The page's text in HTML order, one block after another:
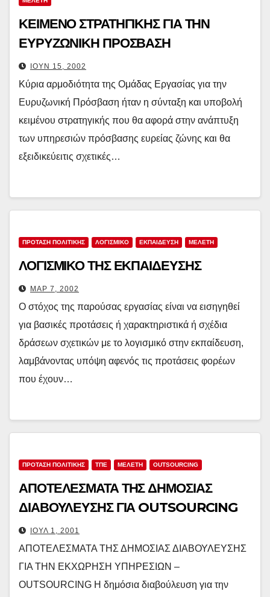
ΚΕΙΜΕΝΟ ΣΤΡΑΤΗΓΙΚΗΣ ΓΙΑ ΤΗΝ
ΕΥΡΥΖΩΝΙΚΗ ΠΡΟΣΒΑΣΗ
ΙΟΎΝ 15, 2002
Κύρια αρμοδιότητα της Ομάδας Εργασίας για την
Ευρυζωνική Πρόσβαση ήταν η σύνταξη και υποβολή
κειμένου στρατηγικής που θα αφορά στην ανάπτυξη
των υπηρεσιών πρόσβασης ευρείας ζώνης και θα
εξειδικεύειτις σχετικές…
ΠΡΟΤΑΣΗ ΠΟΛΙΤΙΚΗΣ ΛΟΓΙΣΜΙΚΟ ΕΚΠΑΙΔΕΥΣΗ ΜΕΛΕΤΗ
ΛΟΓΙΣΜΙΚΟ ΤΗΣ ΕΚΠΑΙΔΕΥΣΗΣ
ΜΑΡ 7, 2002
Ο στόχος της παρούσας εργασίας είναι να εισηγηθεί
για βασικές προτάσεις ή χαρακτηριστικά ή σχέδια
δράσεων σχετικών με το λογισμικό στην εκπαίδευση,
λαμβάνοντας υπόψη αφενός τις προτάσεις φορέων
που έχουν…
ΠΡΟΤΑΣΗ ΠΟΛΙΤΙΚΗΣ ΤΠΕ ΜΕΛΕΤΗ OUTSOURCING
ΑΠΟΤΕΛΕΣΜΑΤΑ ΤΗΣ ΔΗΜΟΣΙΑΣ
ΔΙΑΒΟΥΛΕΥΣΗΣ ΓΙΑ OUTSOURCING
ΙΟΎΛ 1, 2001
ΑΠΟΤΕΛΕΣΜΑΤΑ ΤΗΣ ΔΗΜΟΣΙΑΣ ΔΙΑΒΟΥΛΕΥΣΗΣ
ΓΙΑ ΤΗΝ ΕΚΧΩΡΗΣΗ ΥΠΗΡΕΣΙΩΝ –
OUTSOURCING Η δημόσια διαβούλευση για την